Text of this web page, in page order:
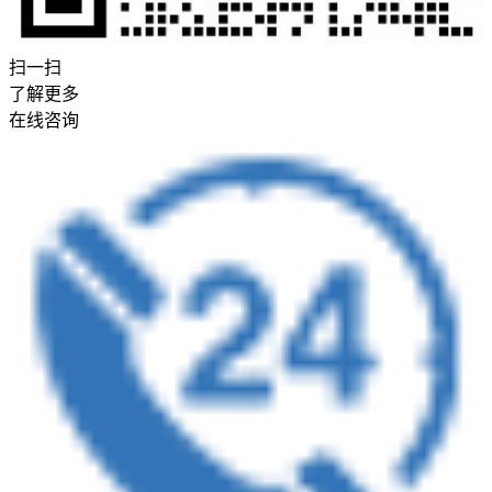
扫一扫
了解更多
在线咨询